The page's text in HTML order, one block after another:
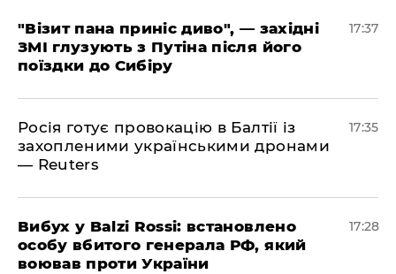
"Візит пана приніс диво", — західні
ЗМІ глузують з Путіна після його
поїздки до Сибіру
17:37
Росія готує провокацію в Балтії із
захопленими українськими дронами
— Reuters
17:35
​Вибух у Balzi Rossi: встановлено
особу вбитого генерала РФ, який
воював проти України
17:28